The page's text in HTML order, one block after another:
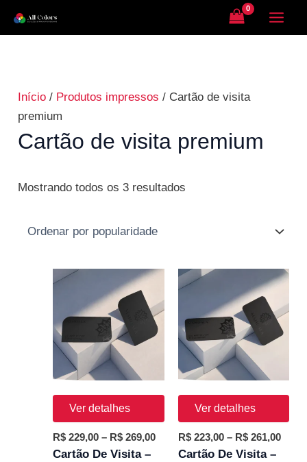
para
Início / Produtos impressos / Cartão de visita
premium
Cartão de visita premium
Mostrando todos os 3 resultados
Classificado
Ver detalhes
R$ 229,00 – R$ 269,00
Faixa
preço:
R$ 229,00
através
R$ 269,00
Cartão De Visita –
Ver detalhes
R$223,00 – R$261,00
Faixa
R$
R$
Cartão De Visita –